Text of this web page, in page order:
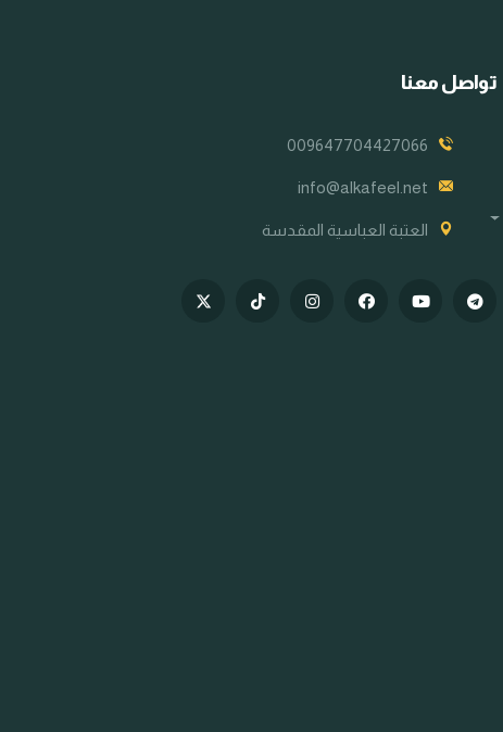
تواصل معنا
009647704427066
info@alkafeel.net
العتبة العباسية المقدسة